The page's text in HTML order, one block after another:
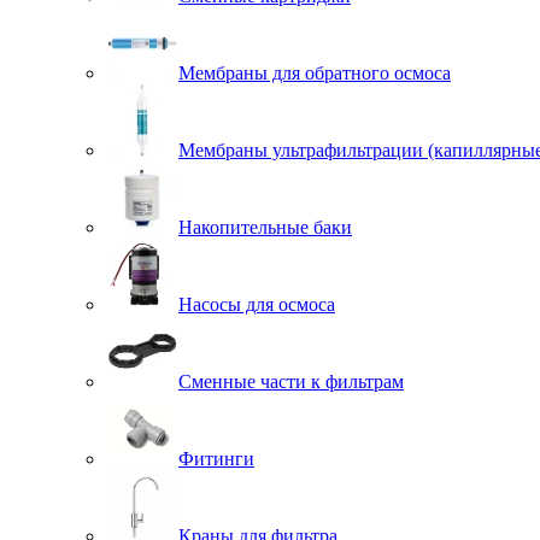
Мембраны для обратного осмоса
Мембраны ультрафильтрации
Накопительные баки
Насосы для осмоса
Сменные части к фильтрам
Фитинги
Краны для фильтра